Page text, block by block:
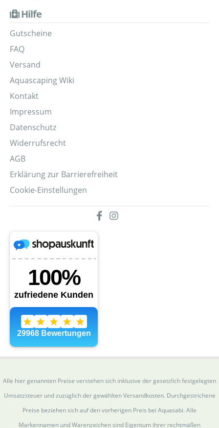
Hilfe
Gutscheine
FAQ
Versand
Aquascaping Wiki
Kontakt
Impressum
Datenschutz
Widerrufsrecht
AGB
Erklärung zur Barrierefreiheit
Cookie-Einstellungen
Alle hier genannten Preise verstehen sich inklusive der gesetzlich festgelegten
Umsatzsteuer und zuzüglich der gewählten Versandkosten. Durchgestrichene
Preise beziehen sich auf den vorherigen Preis bei Aquasabi. Alle
Markennamen und Warenzeichen sind Eigentum ihrer rechtmäßen